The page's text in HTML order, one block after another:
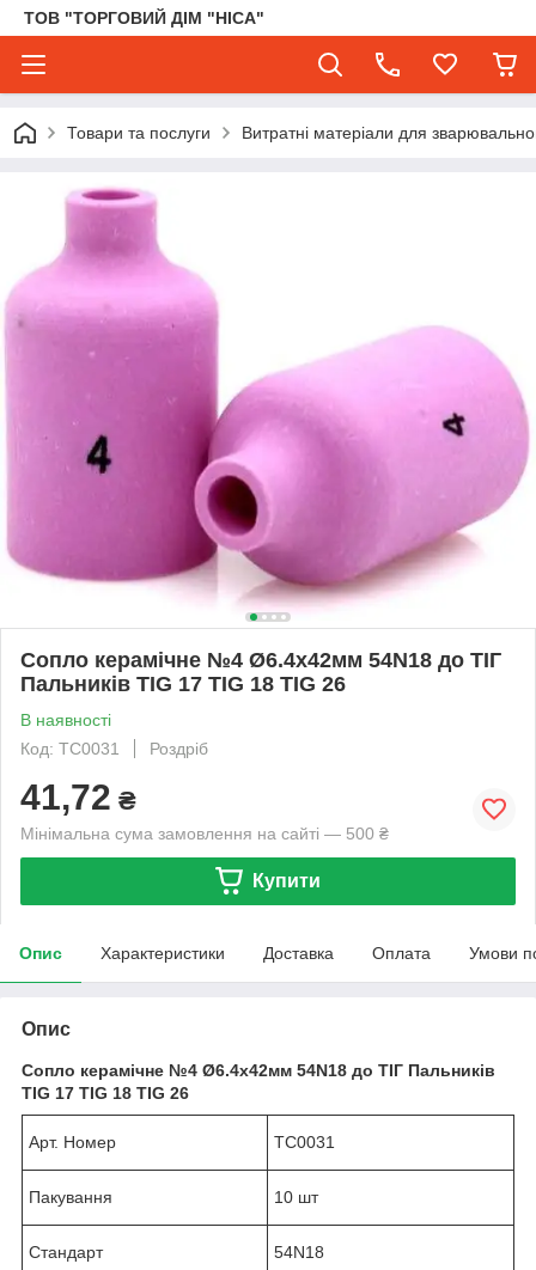
ТОВ "ТОРГОВИЙ ДІМ "НІСА"
Товари та послуги Витратні матеріали для
Сопло керамічне №4 Ø6.4х42мм 54N18 до ТІГ
Пальників TIG 17 TIG 18 TIG 26
В наявності
Код: TC0031
Роздріб
41,72 ₴
Мінімальна сума замовлення на сайті — 500 ₴
Купити
Опис Характеристики Доставка Оплата Умови
Опис
Сопло керамічне №4 Ø6.4х42мм 54N18 до ТІГ Пальників
TIG 17 TIG 18 TIG 26
Арт. Номер TC0031
Пакування 10 шт
Стандарт 54N18